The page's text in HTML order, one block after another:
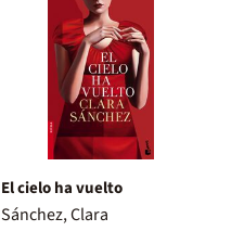
El cielo ha vuelto
Sánchez, Clara